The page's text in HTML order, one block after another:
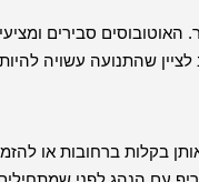
סבירים
לציין שהתנועה עשויה
בקלות ברחובות או